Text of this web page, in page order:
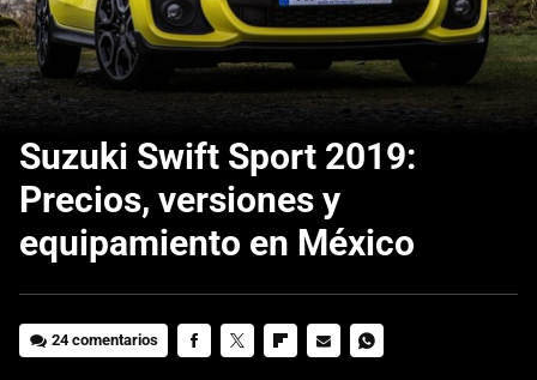
Suzuki Swift Sport 2019:
Precios, versiones y
equipamiento en México
24 comentarios